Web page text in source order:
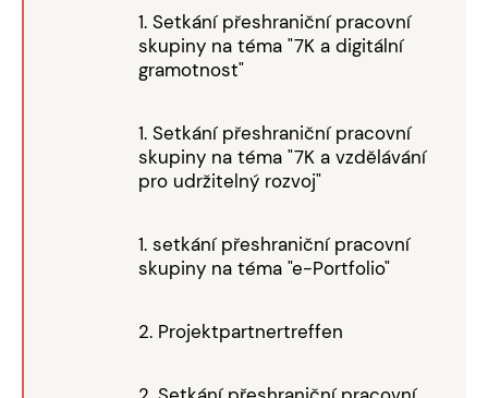
1. Setkání přeshraniční pracovní
skupiny na téma "7K a digitální
gramotnost"
1. Setkání přeshraniční pracovní
skupiny na téma "7K a vzdělávání
pro udržitelný rozvoj"
1. setkání přeshraniční pracovní
skupiny na téma "e-Portfolio"
2. Projektpartnertreffen